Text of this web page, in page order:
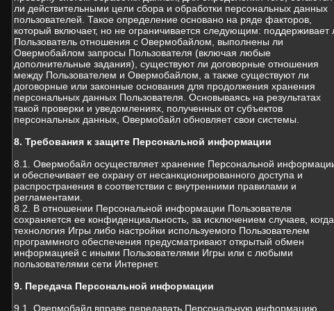
ли действительными цели сбора и обработки персональных данных
пользователей. Такое определение основано на ряде факторов,
который включает, но не ограничивается следующим: поддерживает
Пользователь отношения с Овермобайлом, выполнены ли
Овермобайлом запросы Пользователя (включая любые
дополнительные задания), существуют ли договорные отношения
между Пользователем и Овермобайлом, а также существуют ли
договорные или законные основания для продолжения хранения
персональных данных Пользователя. Основываясь на результатах
такой проверки и уведомлениях, полученных от субъектов
персональных данных, Овермобайл обновляет свои системы.
8. Требования к защите Персональной информации
8.1. Овермобайл осуществляет хранение Персональной
и обеспечивает ее охрану от несанкционированного доступа и
распространения в соответствии с внутренними правилами и
регламентами.
8.2. В отношении Персональной информации Пользователя
сохраняется ее конфиденциальность, за исключением случаев, когда
технология Игры либо настройки используемого Пользователем
программного обеспечения предусматривают открытый обмен
информацией с иными Пользователями Игры или с любыми
пользователями сети Интернет.
9. Передача Персональной информации
9.1. Овермобайл вправе передавать Персональную информацию